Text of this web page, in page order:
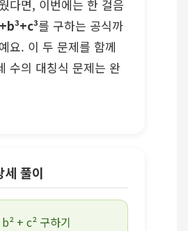
다면, 이번에는 한 걸음
를 구하는 공식까
요. 이 두 문제를 함께
수의 대칭식 문제는 완
세 풀이
+ c² 구하기